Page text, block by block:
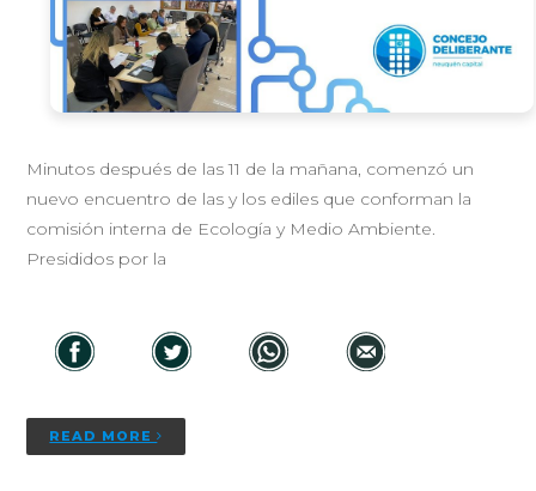
Minutos después de las 11 de la mañana, comenzó un
nuevo encuentro de las y los ediles que conforman la
comisión interna de Ecología y Medio Ambiente.
Presididos por la
READ MORE